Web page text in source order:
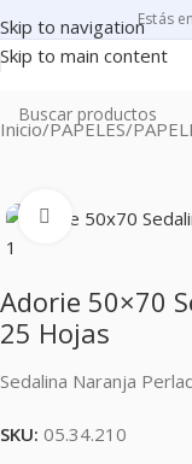
Skip to navigation
Skip to main content
Estás
Inicio PAPELES
Clic para
Adorie 50×70
25 Hojas
Sedalina Naranja
SKU: 05.34.210